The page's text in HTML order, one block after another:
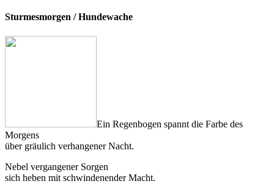
Sturmesmorgen / Hundewache
Ein Regenbogen spannt die Farbe des
Morgens
über gräulich verhangener Nacht.
Nebel vergangener Sorgen
sich heben mit schwindenender Macht.